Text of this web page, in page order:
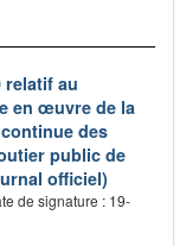
relatif au
en œuvre de la
des
public de
officiel)
de signature : 19-